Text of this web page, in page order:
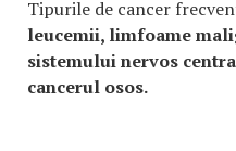
Tipurile de cancer
leucemii, limfoame
sistemului nervos
cancerul osos.